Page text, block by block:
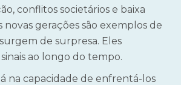
conflitos societários e baixa
novas gerações são exemplos de
de surpresa. Eles
ao longo do tempo.
na capacidade de enfrentá-los